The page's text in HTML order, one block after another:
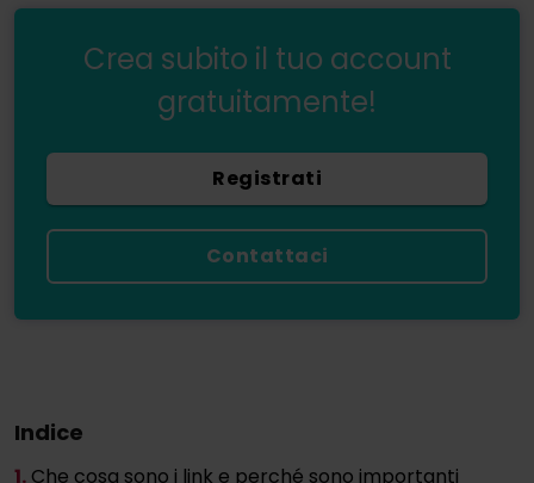
Crea subito il tuo account
gratuitamente!
Registrati
Contattaci
Indice
1. Che cosa sono i link e perché sono importanti